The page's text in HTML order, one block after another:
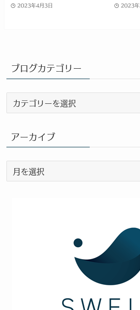
2023年4月3日 2023
ブログカテゴリー
ロ
カ
テ
ゴ
リ
ー
アーカイブ
ー